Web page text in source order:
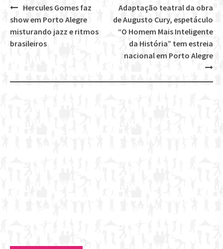
Post
navigation
Adaptação teatral da obra
de Augusto Cury, espetáculo
“O Homem Mais Inteligente
da História” tem estreia
nacional em Porto Alegre
Hercules Gomes faz
show em Porto Alegre
misturando jazz e ritmos
brasileiros